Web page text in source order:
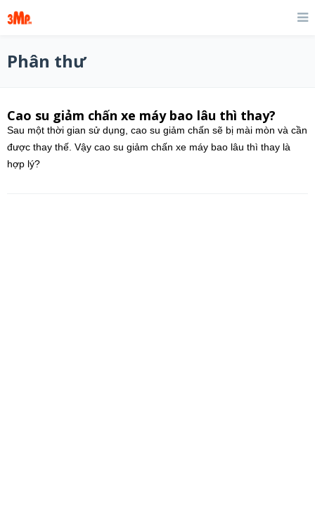
Phân thư
Cao su giảm chấn xe máy bao lâu thì thay?
Sau một thời gian sử dụng, cao su giảm chấn sẽ bị mài mòn và cần
được thay thế. Vậy cao su giảm chấn xe máy bao lâu thì thay là
hợp lý?